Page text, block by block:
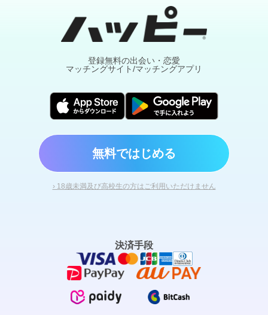
登録無料の出会い・恋愛
マッチングサイト/マッチングアプリ
無料ではじめる
› 18歳未満及び高校生の方はご利用いただけません
決済手段